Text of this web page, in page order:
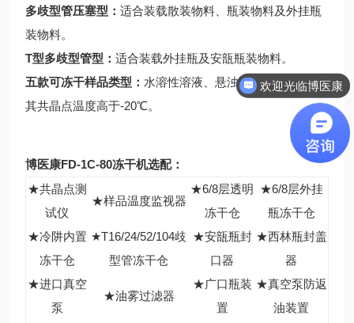
多歧型管压塞型： 适合装载散装物料、瓶装物料及外挂瓶
装物料。
T型多歧型管型： 适合装载外挂瓶及安瓿瓶装物料。
五款可冻干样品类型： 水溶性溶液、悬浊液或糊状物质，
其共晶点温度高于-20℃。
博医康FD-1C-80冻干机选配：
★共晶点测
试仪
★样品温度监视器
★6/8层透明
冻干仓
★6/8层外挂
瓶冻干仓
★冷阱内置
冻干仓
★T16/24/52/104歧
型管冻干仓
★安瓿瓶封
口器
★西林瓶封盖
器
★进口真空
泵
★油雾过滤器
★广口瓶装
置
★真空泵防返
油装置
欢迎光临博医康